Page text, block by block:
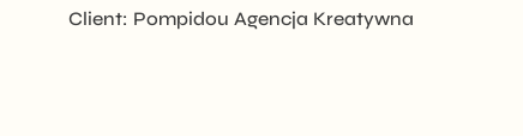
Client: Pompidou Agencja Kreatywna